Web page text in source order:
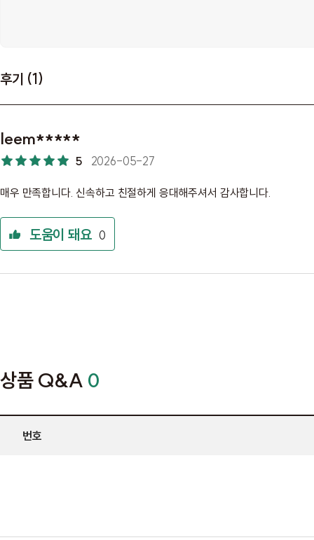
후기 (1)
leem*****
5 2026-05-27
매우 만족합니다. 신속하고 친절하게 응대해주셔서 감사합니다.
도움이 돼요 0
상품 Q&A 0
번호